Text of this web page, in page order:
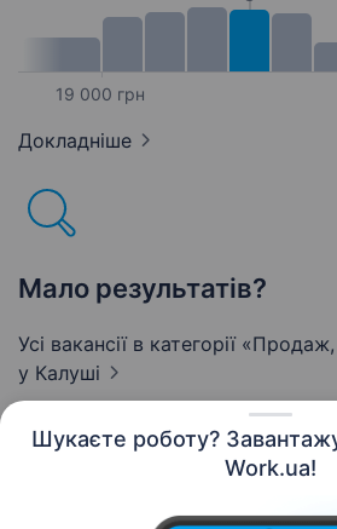
Шукаєте роботу?
Work.ua!
19 000 грн
Докладніше
Мало результатів?
Усі вакансії в категорії
у Калуші